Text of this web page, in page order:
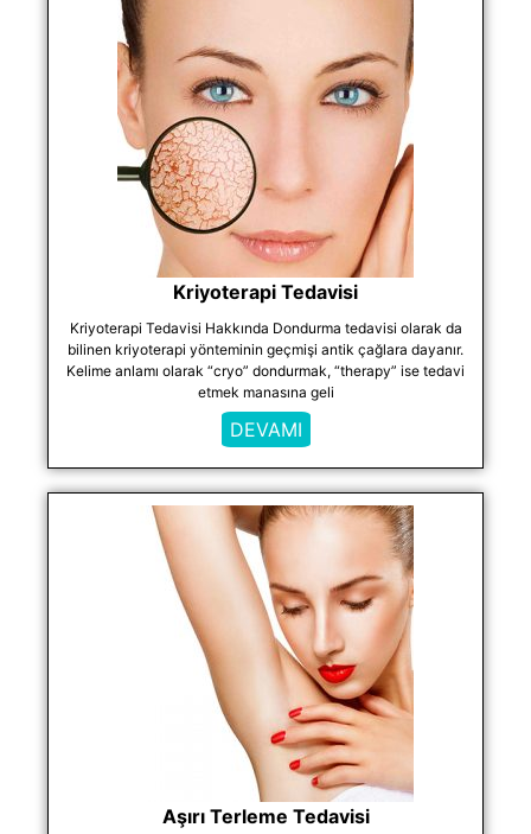
Kriyoterapi Tedavisi
Kriyoterapi Tedavisi Hakkında Dondurma tedavisi olarak da
bilinen kriyoterapi yönteminin geçmişi antik çağlara dayanır.
Kelime anlamı olarak “cryo” dondurmak, “therapy” ise tedavi
etmek manasına geli
DEVAMI
Aşırı Terleme Tedavisi